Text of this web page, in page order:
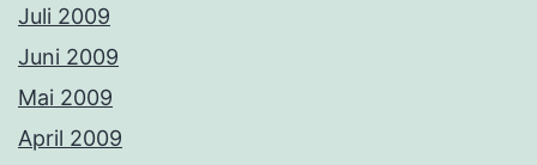
Juli 2009
Juni 2009
Mai 2009
April 2009